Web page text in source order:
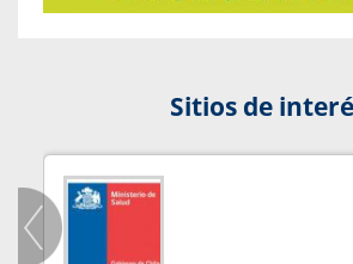
Sitios de